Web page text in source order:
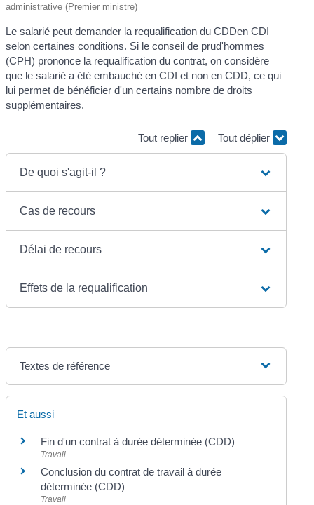
administrative (Premier ministre)
Le salarié peut demander la requalification duCDDenCDI
selon certaines conditions. Si le conseil de prud'hommes
(CPH) prononce la requalification du contrat, on considère
que le salarié a été embauché en CDI et non en CDD, ce qui
lui permet de bénéficier d'un certains nombre de droits
supplémentaires.
Tout replier Tout déplier
De quoi s'agit-il ?
Cas de recours
Délai de recours
Effets de la requalification
Textes de référence
Et aussi
Fin d'un contrat à durée déterminée (CDD)
Travail
Conclusion du contrat de travail à durée
déterminée (CDD)
Travail